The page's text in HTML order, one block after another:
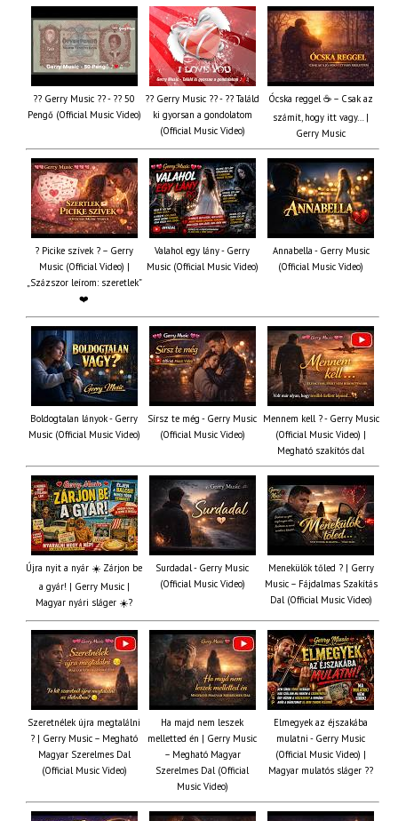
?? Gerry Music ?? - ?? 50
Pengő (Official Music Video)
?? Gerry Music ?? - ?? Találd
ki gyorsan a gondolatom
(Official Music Video)
Ócska reggel ☕ – Csak az
számít, hogy itt vagy… |
Gerry Music
? Picike szívek ? – Gerry
Music (Official Video) |
„Százszor leírom: szeretlek”
❤️
Valahol egy lány - Gerry
Music (Official Music Video)
Annabella - Gerry Music
(Official Music Video)
Boldogtalan lányok - Gerry
Music (Official Music Video)
Sírsz te még - Gerry Music
(Official Music Video)
Mennem kell ? - Gerry Music
(Official Music Video) |
Megható szakítós dal
Újra nyit a nyár ☀️ Zárjon be
a gyár! | Gerry Music |
Magyar nyári sláger ☀️?
Surdadal - Gerry Music
(Official Music Video)
Menekülök tőled ? | Gerry
Music – Fájdalmas Szakítás
Dal (Official Music Video)
Szeretnélek újra megtalálni
? | Gerry Music – Megható
Magyar Szerelmes Dal
(Official Music Video)
Ha majd nem leszek
melletted én | Gerry Music
– Megható Magyar
Szerelmes Dal (Official
Music Video)
Elmegyek az éjszakába
mulatni - Gerry Music
(Official Music Video) |
Magyar mulatós sláger ??